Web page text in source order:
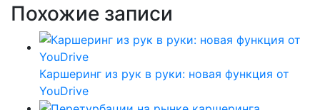
Похожие записи
Каршеринг из рук в руки: новая функция от
YouDrive